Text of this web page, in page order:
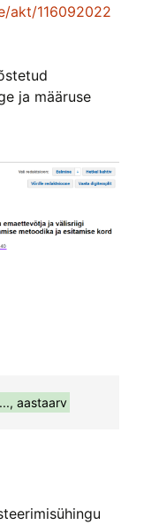
akt/116092022
ja määruse
aastaarv